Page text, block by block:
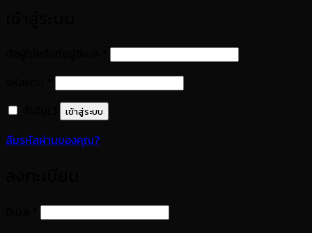
ต้องการ
ต้องการ
เข้าสู่ระบบ
ลืมรหัสผ่านของคุณ?
ต้องการ